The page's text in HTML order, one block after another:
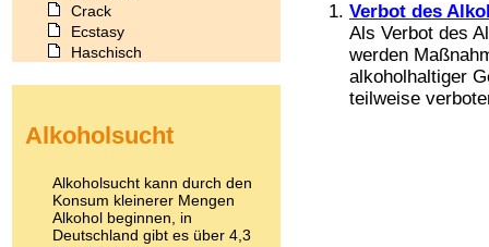
Verbot des
Als Verbot des
werden
alkoholhaltiger
teilweise
Crack
Ecstasy
Haschisch
Kokain
LSD
Marihuana
Medikamente
Meskalin
Alkoholsucht
Alkoholsucht kann durch den
Konsum kleinerer Mengen
Alkohol beginnen, in
Deutschland gibt es über 4,3